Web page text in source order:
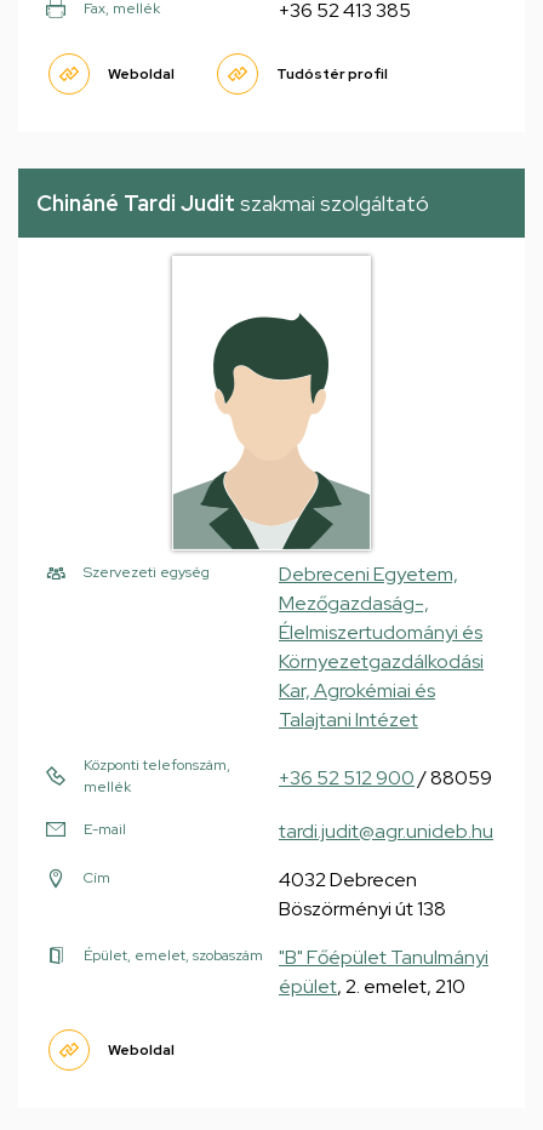
Fax, mellék +36 52 413 385
Weboldal Tudóstér profil
Chináné Tardi Judit szakmai szolgáltató
Szervezeti egység
Debreceni Egyetem,
Mezőgazdaság-,
Élelmiszertudományi és
Környezetgazdálkodási
Kar, Agrokémiai és
Talajtani Intézet
Központi telefonszám,
mellék
+36 52 512 900/ 88059
E-mail tardi.judit@agr.unideb.hu
Cím
4032 Debrecen
Böszörményi út 138
Épület, emelet, szobaszám
"B" Főépület Tanulmányi
épület, 2. emelet, 210
Weboldal